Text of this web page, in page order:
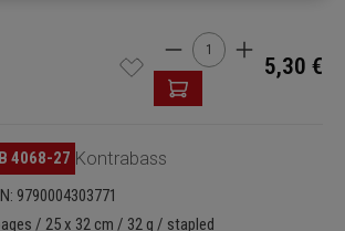
Product Quantity:
5,30 €
4068-27 Kontrabass
9790004303771
/ 25 x 32 cm / 32 g / stapled